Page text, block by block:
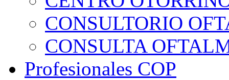
CONSULTORIO
CONSULTA
Profesionales COP